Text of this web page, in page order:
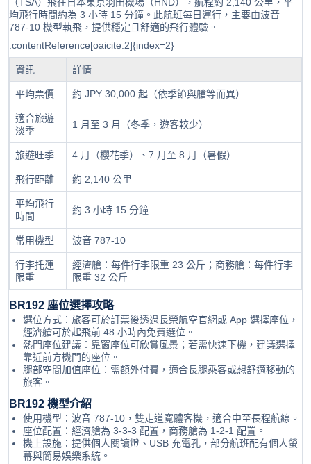
均飛行時間約為 3 小時 15 分鐘。此航班每日運行，主要由波音
787-10 機型執飛，提供穩定且舒適的飛行體驗。
:contentReference[oaicite:2]{index=2}
資訊 詳情
平均票價 約 JPY 30,000 起（依季節與艙等而異）
適合旅遊
淡季
1 月至 3 月（冬季，遊客較少）
旅遊旺季 4 月（櫻花季）、7 月至 8 月（暑假）
飛行距離 約 2,140 公里
平均飛行
時間
約 3 小時 15 分鐘
常用機型 波音 787-10
行李托運
限重
經濟艙：每件行李限重 23 公斤；商務艙：每件行李
限重 32 公斤
BR192 座位選擇攻略
選位方式：旅客可於訂票後透過長榮航空官網或 App 選擇座位，
經濟艙可於起飛前 48 小時內免費選位。
熱門座位建議：靠窗座位可欣賞風景；若需快速下機，建議選擇
靠近前方機門的座位。
腿部空間加值座位：需額外付費，適合長腿乘客或想舒適移動的
旅客。
BR192 機型介紹
使用機型：波音 787-10，雙走道寬體客機，適合中至長程航線。
座位配置：經濟艙為 3-3-3 配置，商務艙為 1-2-1 配置。
機上設施：提供個人閱讀燈、USB 充電孔，部分航班配有個人螢
幕與簡易娛樂系統。